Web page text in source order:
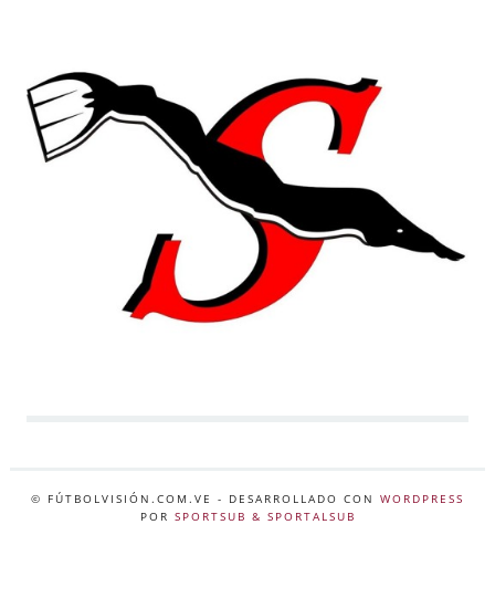
© FÚTBOLVISIÓN.COM.VE - DESARROLLADO CON WORDPRESS
POR SPORTSUB & SPORTALSUB